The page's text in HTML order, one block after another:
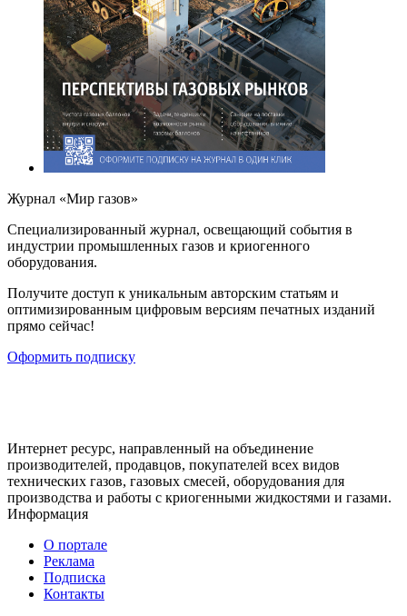
Журнал «Мир газов»
Cпециализированный журнал, освещающий события в
индустрии промышленных газов и криогенного
оборудования.
Получите доступ к уникальным авторским статьям и
оптимизированным цифровым версиям печатных изданий
прямо сейчас!
Оформить подписку
Интернет ресурс, направленный на объединение
производителей, продавцов, покупателей всех видов
технических газов, газовых смесей, оборудования для
производства и работы с криогенными жидкостями и газами.
Информация
О портале
Реклама
Подписка
Контакты